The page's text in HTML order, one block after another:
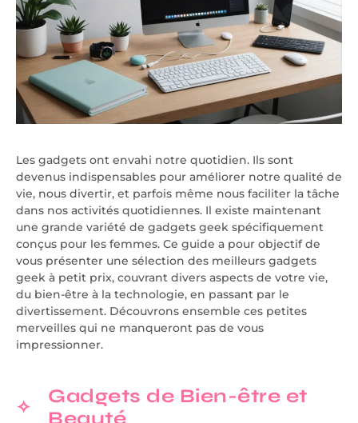
Les gadgets ont envahi notre quotidien. Ils sont
devenus indispensables pour améliorer notre qualité de
vie, nous divertir, et parfois même nous faciliter la tâche
dans nos activités quotidiennes. Il existe maintenant
une grande variété de gadgets geek spécifiquement
conçus pour les femmes. Ce guide a pour objectif de
vous présenter une sélection des meilleurs gadgets
geek à petit prix, couvrant divers aspects de votre vie,
du bien-être à la technologie, en passant par le
divertissement. Découvrons ensemble ces petites
merveilles qui ne manqueront pas de vous
impressionner.
Gadgets de Bien-être et
Beauté